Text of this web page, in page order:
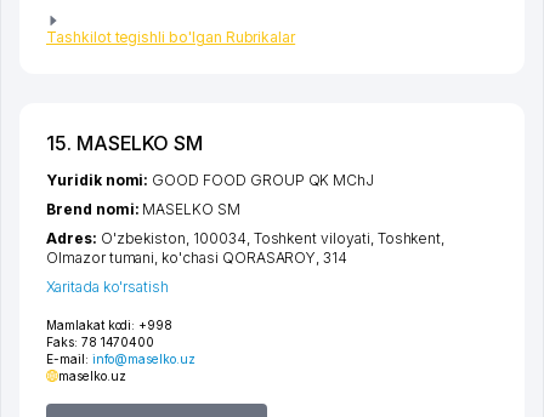
Tashkilot tegishli bo'lgan Rubrikalar
15. MASELKO SM
Mamlakat kodi: +998
Faks: 78 1470400
E-mail: info@maselko.uz
maselko.uz
Yuridik nomi: GOOD FOOD GROUP QK MChJ
Brend nomi: MASELKO SM
Adres: O'zbekiston, 100034, Toshkent viloyati, Toshkent,
Olmazor tumani, ko'chasi QORASAROY, 314
Xaritada ko'rsatish